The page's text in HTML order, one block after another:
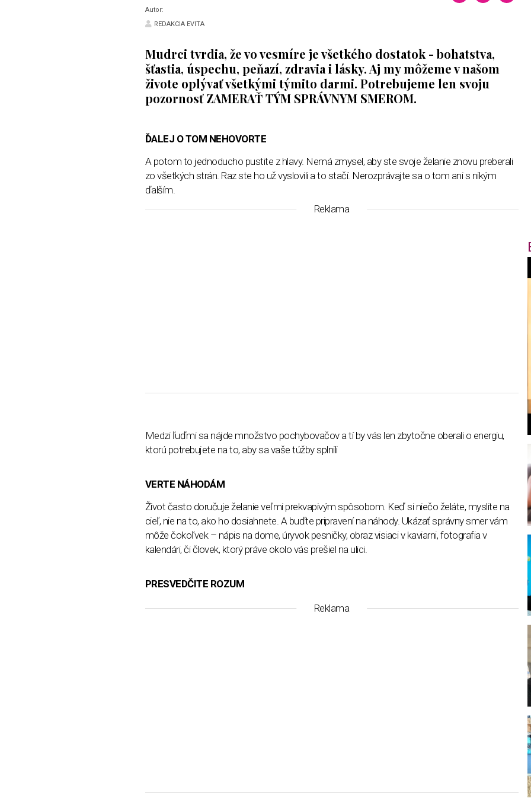
Autor:
REDAKCIA EVITA
Mudrci tvrdia, že vo vesmíre je všetkého dostatok - bohatstva,
šťastia, úspechu, peňazí, zdravia i lásky. Aj my môžeme v našom
živote oplývať všetkými týmito darmi. Potrebujeme len svoju
pozornosť ZAMERAŤ TÝM SPRÁVNYM SMEROM.
ĎALEJ O TOM NEHOVORTE
A potom to jednoducho pustite z hlavy. Nemá zmysel, aby ste svoje želanie znovu preberali
zo všetkých strán. Raz ste ho už vyslovili a to stačí. Nerozprávajte sa o tom ani s nikým
ďalším.
Reklama
Medzi ľuďmi sa nájde množstvo pochybovačov a tí by vás len zbytočne oberali o energiu,
ktorú potrebujete na to, aby sa vaše túžby splnili
VERTE NÁHODÁM
Život často doručuje želanie veľmi prekvapivým spôsobom. Keď si niečo želáte, myslite na
cieľ, nie na to, ako ho dosiahnete. A buďte pripravení na náhody. Ukázať správny smer vám
môže čokoľvek – nápis na dome, úryvok pesničky, obraz visiaci v kaviarni, fotografia v
kalendári, či človek, ktorý práve okolo vás prešiel na ulici.
PRESVEDČITE ROZUM
Reklama
f
u
s
u
e